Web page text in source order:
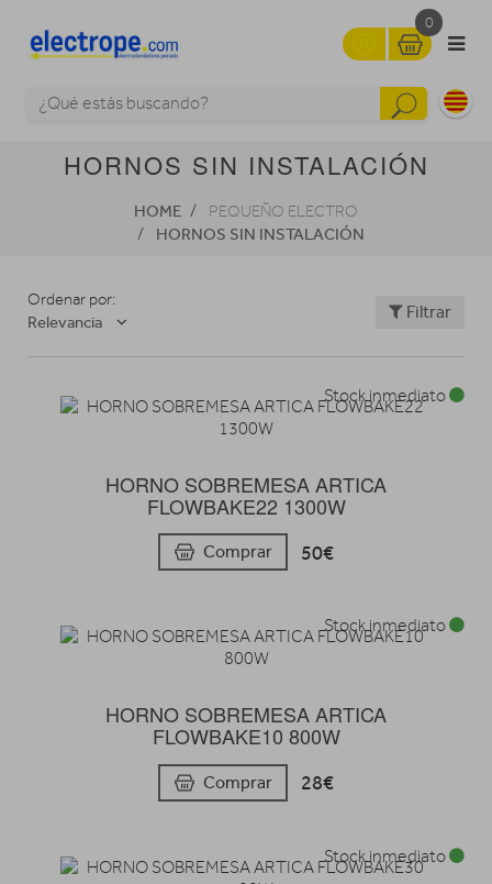
0
HORNOS SIN INSTALACIÓN
HOME PEQUEÑO ELECTRO
HORNOS SIN INSTALACIÓN
Ordenar por:
Relevancia
Filtrar
HORNO SOBREMESA ARTICA
FLOWBAKE22 1300W
Comprar 50€
Stock inmediato
HORNO SOBREMESA ARTICA
FLOWBAKE10 800W
Comprar 28€
Stock inmediato
Stock inmediato